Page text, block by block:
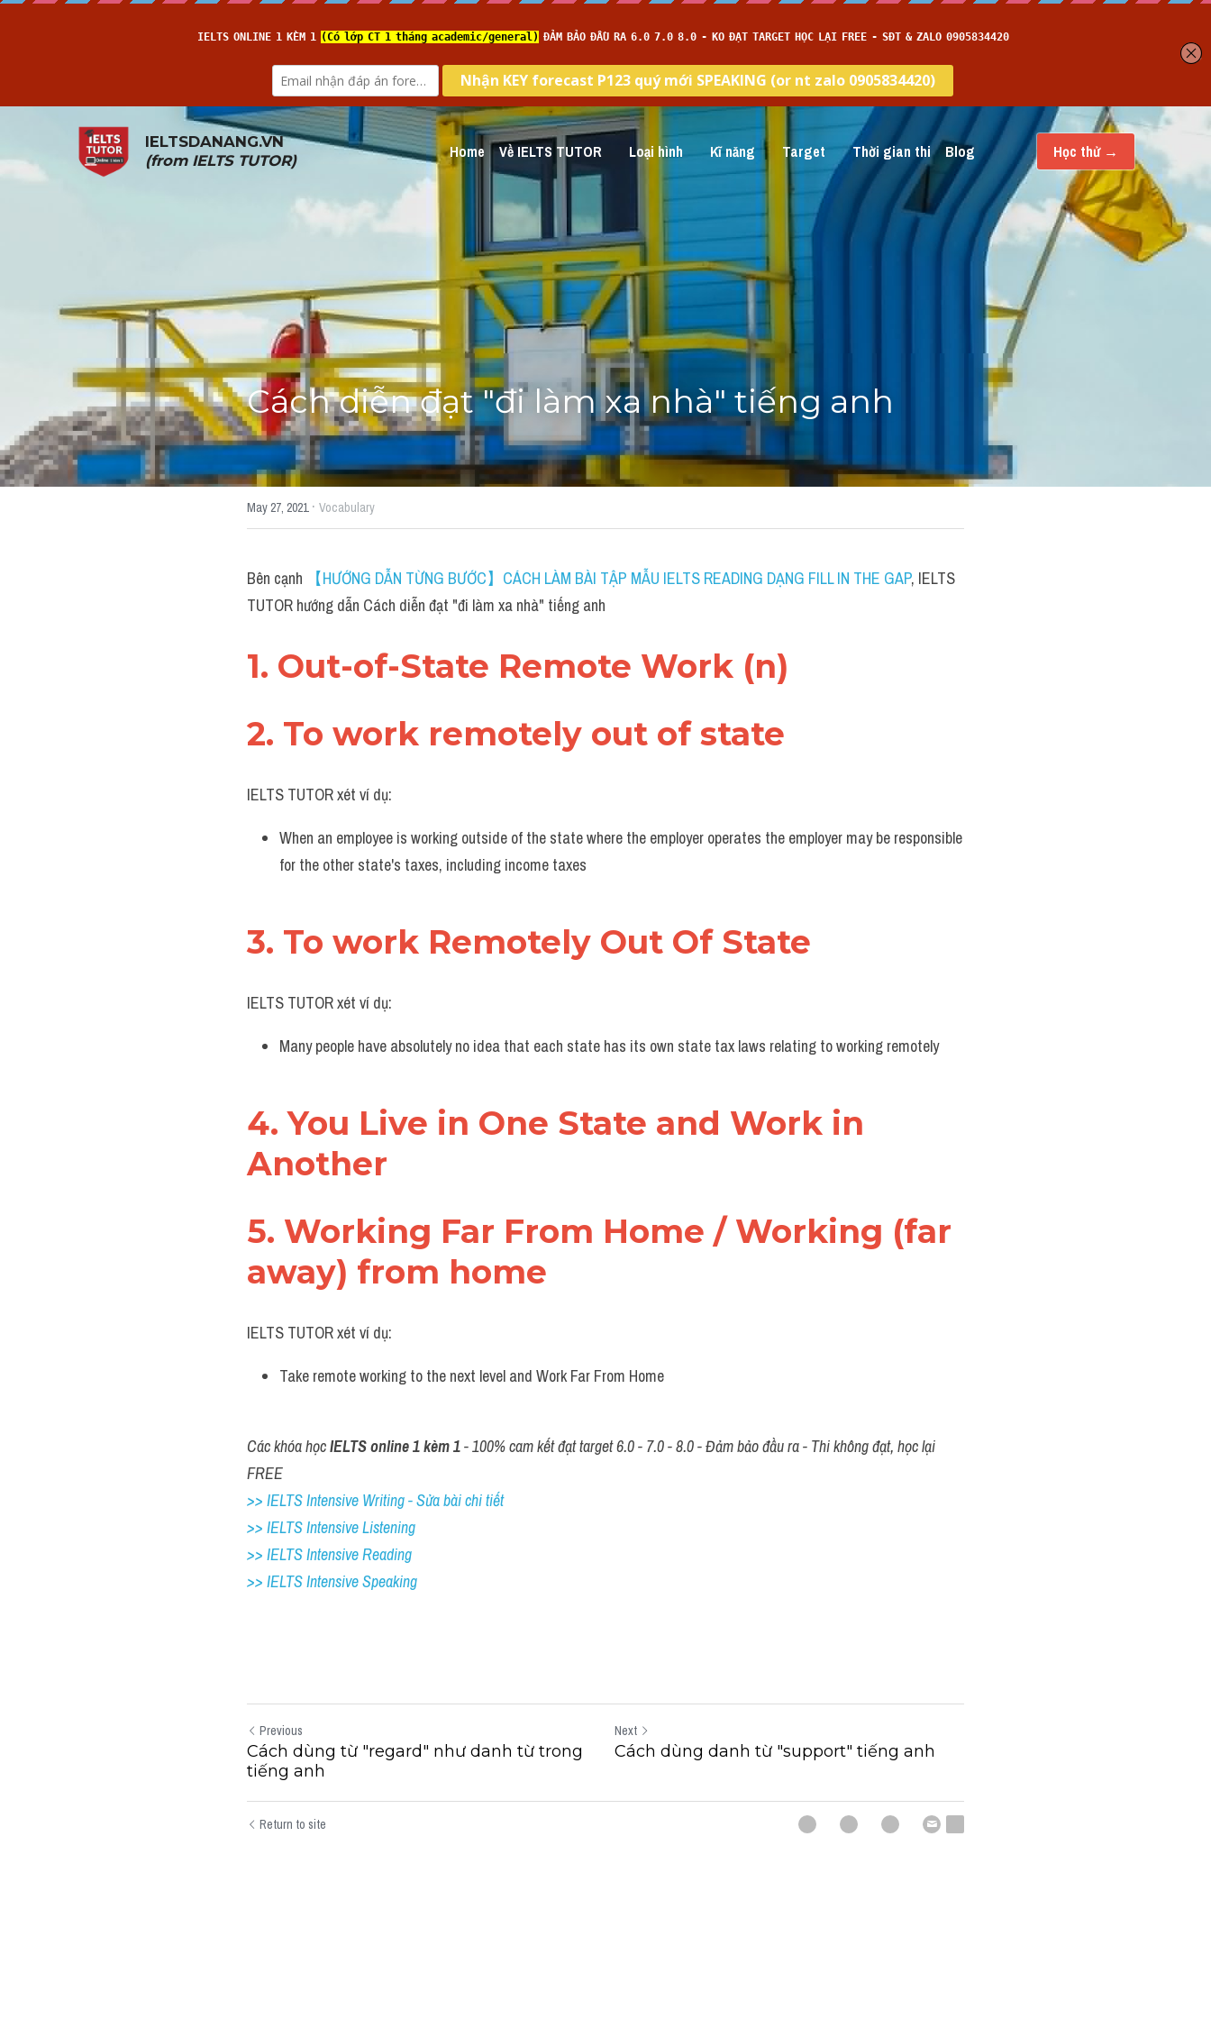
IELTSDANANG.VN
(from IELTS TUTOR) Home Về IELTS TUTOR Loại hình Kĩ năng Target Thời gian thi … Học thử →
Cách diễn đạt "đi làm xa nhà" tiếng anh
·
Bên cạnh 【HƯỚNG DẪN TỪNG BƯỚC】CÁCH LÀM BÀI TẬP MẪU IELTS READING DẠNG FILL IN THE GAP , IELTS
TUTOR hướng dẫn Cách diễn đạt "đi làm xa nhà" tiếng anh
1. Out-of-State Remote Work (n)
2. To work remotely out of state
IELTS TUTOR xét ví dụ:
When an employee is working outside of the state where the employer operates the employer may be responsible
for the other state's taxes, including income taxes
3. To work Remotely Out Of State
IELTS TUTOR xét ví dụ:
Many people have absolutely no idea that each state has its own state tax laws relating to working remotely
4. You Live in One State and Work in
Another
5. Working Far From Home / Working (far
away) from home
IELTS TUTOR xét ví dụ:
Take remote working to the next level and Work Far From Home
Các khóa học
- 100% cam kết đạt target 6.0 - 7.0 - 8.0 - Đảm bảo đầu ra - Thi không đạt, học lại
FREE
>> IELTS Intensive Writing - Sửa bài chi tiết
>> IELTS Intensive Listening
>> IELTS Intensive Reading
Intensive Speaking
Previous
Cách dùng từ "regard" như danh từ trong
Next